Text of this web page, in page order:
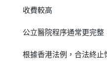
收費較高
公立醫院程序通常更完整
根據香港法例，合法終